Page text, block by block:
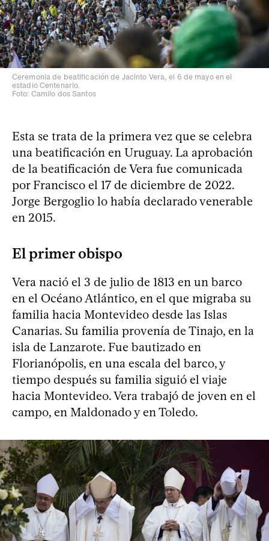
Ceremonia de beatificación de Jacinto Vera, el 6 de mayo en el
estadio Centenario.
Foto: Camilo dos Santos
Esta se trata de la primera vez que se celebra
una beatificación en Uruguay. La aprobación
de la beatificación de Vera fue comunicada
por Francisco el 17 de diciembre de 2022.
Jorge Bergoglio lo había declarado venerable
en 2015.
El primer obispo
Vera nació el 3 de julio de 1813 en un barco
en el Océano Atlántico, en el que migraba su
familia hacia Montevideo desde las Islas
Canarias. Su familia provenía de Tinajo, en la
isla de Lanzarote. Fue bautizado en
Florianópolis, en una escala del barco, y
tiempo después su familia siguió el viaje
hacia Montevideo. Vera trabajó de joven en el
campo, en Maldonado y en Toledo.